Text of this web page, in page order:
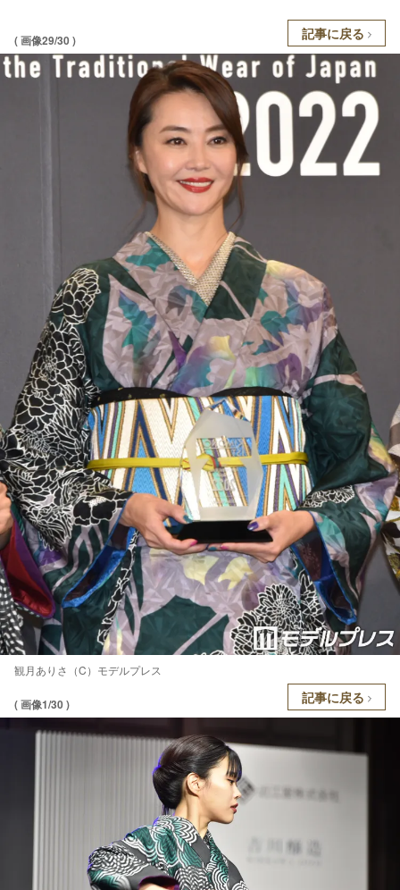
( 画像29/30 ) 記事に戻る
観月ありさ（C）モデルプレス
( 画像1/30 ) 記事に戻る